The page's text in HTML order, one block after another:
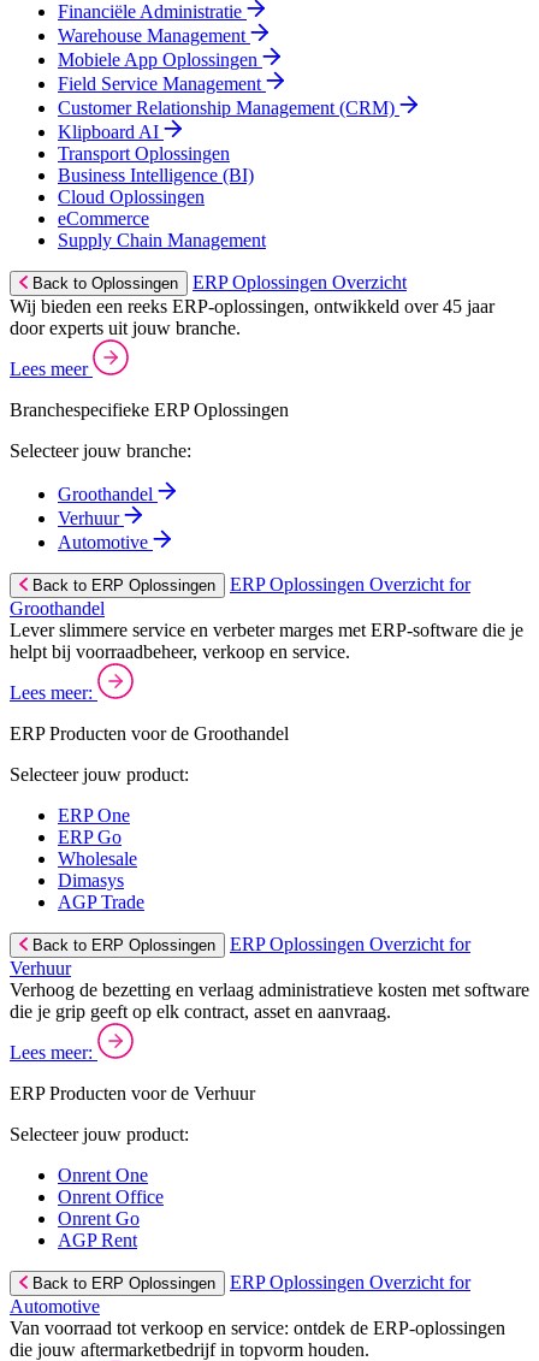
Financiële Administratie
Warehouse Management
Mobiele App Oplossingen
Field Service Management
Customer Relationship Management (CRM)
Klipboard AI
Transport Oplossingen
Business Intelligence (BI)
Cloud Oplossingen
eCommerce
Supply Chain Management
Back to Oplossingen
ERP Oplossingen Overzicht
Wij bieden een reeks ERP-oplossingen, ontwikkeld over 45 jaar
door experts uit jouw branche.
Lees meer
Branchespecifieke ERP Oplossingen
Selecteer jouw branche:
Groothandel
Verhuur
Automotive
Back to ERP Oplossingen
ERP Oplossingen Overzicht for
Groothandel
Lever slimmere service en verbeter marges met ERP-software die je
helpt bij voorraadbeheer, verkoop en service.
Lees meer:
ERP Producten voor de Groothandel
Selecteer jouw product:
ERP One
ERP Go
Wholesale
Dimasys
AGP Trade
Back to ERP Oplossingen
ERP Oplossingen Overzicht for
Verhuur
Verhoog de bezetting en verlaag administratieve kosten met software
die je grip geeft op elk contract, asset en aanvraag.
Lees meer:
ERP Producten voor de Verhuur
Selecteer jouw product:
Onrent One
Onrent Office
Onrent Go
AGP Rent
Back to ERP Oplossingen
ERP Oplossingen Overzicht for
Automotive
Van voorraad tot verkoop en service: ontdek de ERP-oplossingen
die jouw aftermarketbedrijf in topvorm houden.